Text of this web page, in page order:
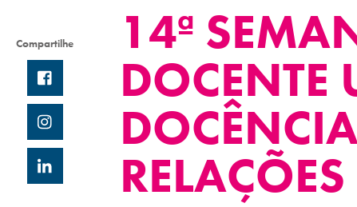
14ª
DOCENTE
Compartilhe